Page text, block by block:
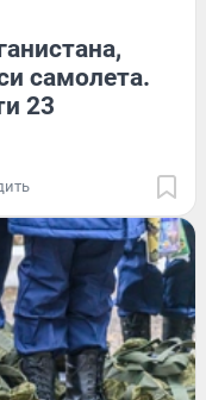
самолета.
23